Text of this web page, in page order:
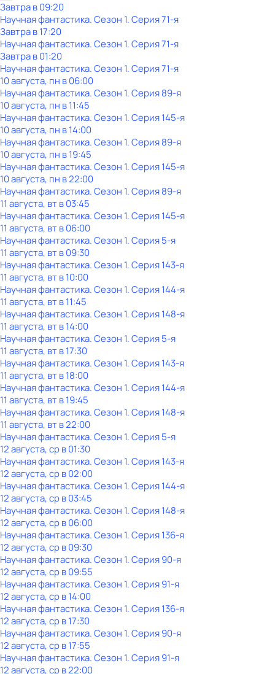
Завтра в 09:20
Научная фантастика. Сезон 1. Серия 71-я
Завтра в 17:20
Научная фантастика. Сезон 1. Серия 71-я
Завтра в 01:20
Научная фантастика. Сезон 1. Серия 71-я
10 августа, пн в 06:00
Научная фантастика. Сезон 1. Серия 89-я
10 августа, пн в 11:45
Научная фантастика. Сезон 1. Серия 145-я
10 августа, пн в 14:00
Научная фантастика. Сезон 1. Серия 89-я
10 августа, пн в 19:45
Научная фантастика. Сезон 1. Серия 145-я
10 августа, пн в 22:00
Научная фантастика. Сезон 1. Серия 89-я
11 августа, вт в 03:45
Научная фантастика. Сезон 1. Серия 145-я
11 августа, вт в 06:00
Научная фантастика. Сезон 1. Серия 5-я
11 августа, вт в 09:30
Научная фантастика. Сезон 1. Серия 143-я
11 августа, вт в 10:00
Научная фантастика. Сезон 1. Серия 144-я
11 августа, вт в 11:45
Научная фантастика. Сезон 1. Серия 148-я
11 августа, вт в 14:00
Научная фантастика. Сезон 1. Серия 5-я
11 августа, вт в 17:30
Научная фантастика. Сезон 1. Серия 143-я
11 августа, вт в 18:00
Научная фантастика. Сезон 1. Серия 144-я
11 августа, вт в 19:45
Научная фантастика. Сезон 1. Серия 148-я
11 августа, вт в 22:00
Научная фантастика. Сезон 1. Серия 5-я
12 августа, ср в 01:30
Научная фантастика. Сезон 1. Серия 143-я
12 августа, ср в 02:00
Научная фантастика. Сезон 1. Серия 144-я
12 августа, ср в 03:45
Научная фантастика. Сезон 1. Серия 148-я
12 августа, ср в 06:00
Научная фантастика. Сезон 1. Серия 136-я
12 августа, ср в 09:30
Научная фантастика. Сезон 1. Серия 90-я
12 августа, ср в 09:55
Научная фантастика. Сезон 1. Серия 91-я
12 августа, ср в 14:00
Научная фантастика. Сезон 1. Серия 136-я
12 августа, ср в 17:30
Научная фантастика. Сезон 1. Серия 90-я
12 августа, ср в 17:55
Научная фантастика. Сезон 1. Серия 91-я
12 августа, ср в 22:00